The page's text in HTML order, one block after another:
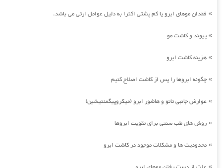
» فقدان موهای ابرو یا کم پشتی اکثرا به دلیل عوامل ارثی می باشد.
» پیوند و کاشت مو
» هزینه کاشت ابرو
» چگونه ابروها را پس از کاشت اصلاح کنیم
» عوارض جانبی تاتو و هاشور ابرو (میکروپیگمنتیشین)
» روش های طب سنتی برای تقویت ابروها
» محدودیت ها و مشکلات موجود در کاشت ابرو
»